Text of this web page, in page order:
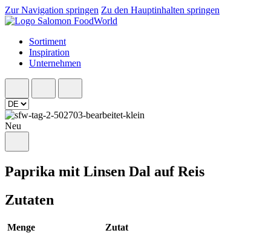
Zur Navigation springen Zu den Hauptinhalten springen
Sortiment
Inspiration
Unternehmen
Neu
Paprika mit Linsen Dal auf Reis
Zutaten
Menge Zutat